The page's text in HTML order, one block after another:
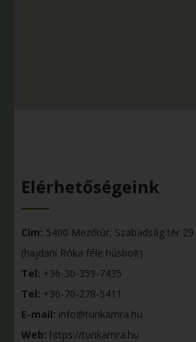
Elérhetőségeink
Cím: 5400 Mezőtúr, Szabadság tér 29.
(hajdani Róka féle húsbolt)
Tel: +36-30-359-7435
Tel: +36-70-278-5411
E-mail: info@turikamra.hu
Web: https://turikamra.hu